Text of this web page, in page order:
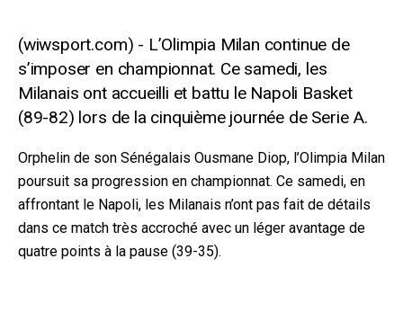
L’Olimpia Milan continue de
s’imposer en championnat. Ce samedi, les
Milanais ont accueilli et battu le Napoli Basket
(89-82) lors de la cinquième journée de Serie A.
Orphelin de son Sénégalais Ousmane Diop, l’Olimpia Milan
poursuit sa progression en championnat. Ce samedi, en
affrontant le Napoli, les Milanais n’ont pas fait de détails
dans ce match très accroché avec un léger avantage de
quatre points à la pause (39-35).